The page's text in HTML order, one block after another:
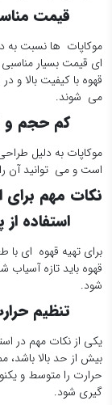
قیمت
موکاپات ها نسبت به
ای قیمت بسیار
قهوه با کیفیت بالا و
می شوند.
کم حجم و
موکاپات به دلیل
است و می توانید آن
نکات مهم برای
استفاده
برای تهیه قهوه ای با
قهوه باید تازه
شود.
تنظیم
یکی از نکات مهم در
بیش از حد بالا
حرارت را متوسط و
گیری شود.